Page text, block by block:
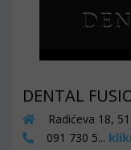
DENTAL
Radićeva 18,
091 730 5...